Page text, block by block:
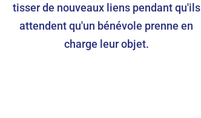
tisser de nouveaux liens pendant qu'ils
attendent qu'un bénévole prenne en
charge leur objet.